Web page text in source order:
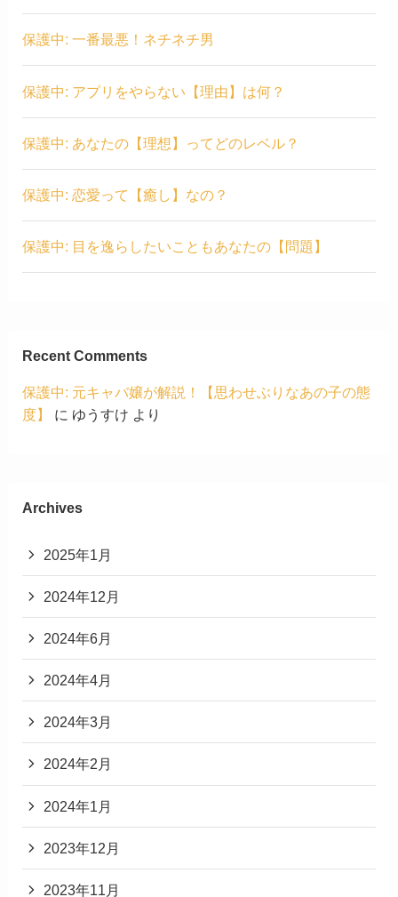
保護中: 一番最悪！ネチネチ男
保護中: アプリをやらない【理由】は何？
保護中: あなたの【理想】ってどのレベル？
保護中: 恋愛って【癒し】なの？
保護中: 目を逸らしたいこともあなたの【問題】
Recent Comments
保護中: 元キャバ嬢が解説！【思わせぶりなあの子の態
度】
に ゆうすけ より
Archives
2025年1月
2024年12月
2024年6月
2024年4月
2024年3月
2024年2月
2024年1月
2023年12月
2023年11月